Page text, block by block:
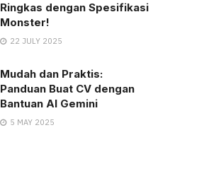
Ringkas dengan Spesifikasi
Monster!
22 JULY 2025
Mudah dan Praktis:
Panduan Buat CV dengan
Bantuan AI Gemini
5 MAY 2025